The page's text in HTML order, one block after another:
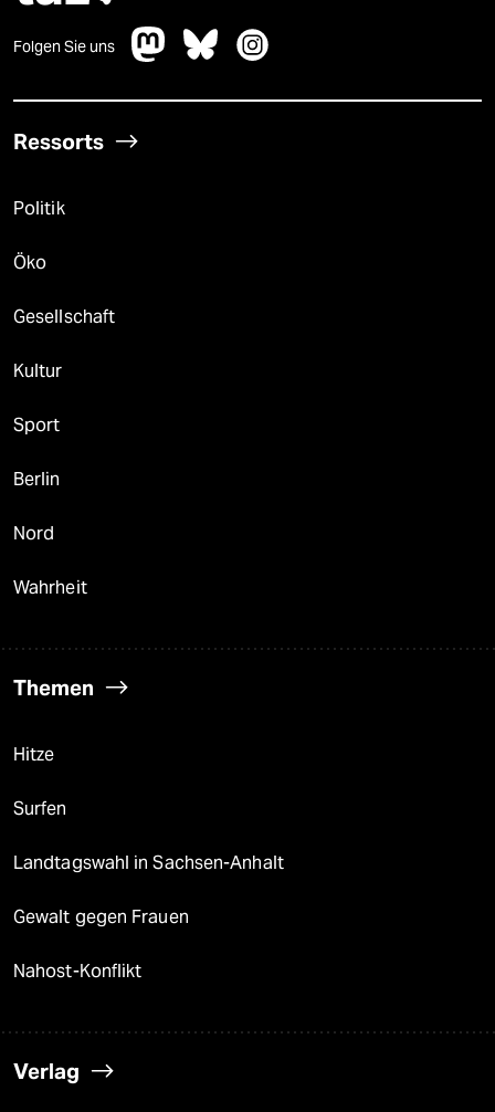
Folgen Sie uns
Ressorts
Politik
Öko
Gesellschaft
Kultur
Sport
Berlin
Nord
Wahrheit
Themen
Hitze
Surfen
Landtagswahl in Sachsen-Anhalt
Gewalt gegen Frauen
Nahost-Konflikt
Verlag